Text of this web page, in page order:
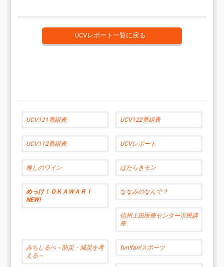
UCVレポート一覧に戻る
UCV121番組表 UCV122番組表
UCV112番組表 UCVレポート
推しのワイン はたらきモン
めっけ！ＯＫＡＷＡＲＩ
NEW!
ななみのなんで？
信州上田医療センター市民講
座
みちしるべ～防災・減災を考
える～
fun!fan!スポーツ